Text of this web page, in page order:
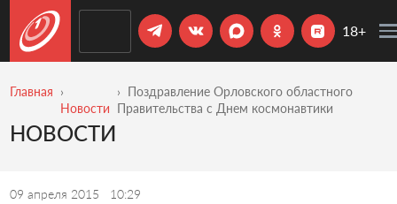
18+
Главная
Новости
Поздравление Орловского областного
Правительства с Днем космонавтики
НОВОСТИ
09 апреля 2015 10:29